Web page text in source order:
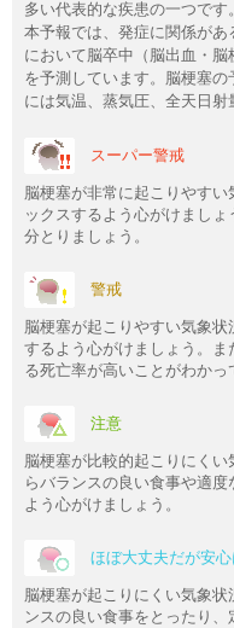
多い代表的な疾患の一つです。
本予報では、発症に関係があ
において脳卒中（脳出血・
を予測しています。脳梗塞
には気温、蒸気圧、全天日射
スーパー警戒
脳梗塞が非常に起こりやす
ックスするよう心がけまし
分とりましょう。
警戒
脳梗塞が起こりやすい気象
するよう心がけましょう。ま
る死亡率が高いことがわかっ
注意
脳梗塞が比較的起こりにく
らバランスの良い食事や適
よう心がけましょう。
ほぼ大丈夫だが安
脳梗塞が起こりにくい気象
ンスの良い食事をとったり